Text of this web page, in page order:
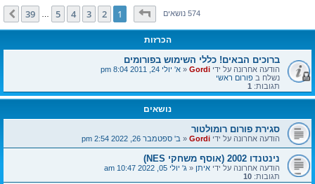
574 נושאיםדף1מתוך39
1
2
3
4
5
39 הבא
הכרזות
ברוכים הבאים! כללי השימוש בפורומים
הודעה אחרונה על ידי Gordi
«א' יולי 24, 2011 8:04 pm
נשלח בפורום ראשי
תגובות: 1
נושאים
סגירת פורום רומולטור
הודעה אחרונה על ידי Gordi
«ב' ספטמבר 26, 2022 2:54 pm
נינטנדו 2002 (אוסף משחקי NES)
הודעה אחרונה על ידי איתן«ג' יולי 05, 2022 10:47 am
תגובות: 10